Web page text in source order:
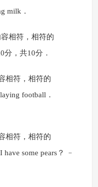
milk．
相符，相符的
分，共10分．
相符，相符的
football．
相符，相符的
some pears？ ﹣